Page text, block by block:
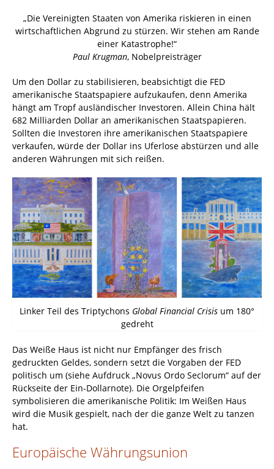
„Die Vereinigten Staaten von Amerika riskieren in einen
wirtschaftlichen Abgrund zu stürzen. Wir stehen am Rande
einer Katastrophe!“
Paul Krugman, Nobelpreisträger
Um den Dollar zu stabilisieren, beabsichtigt die FED
amerikanische Staatspapiere aufzukaufen, denn Amerika
hängt am Tropf ausländischer Investoren. Allein China hält
682 Milliarden Dollar an amerikanischen Staatspapieren.
Sollten die Investoren ihre amerikanischen Staatspapiere
verkaufen, würde der Dollar ins Uferlose abstürzen und alle
anderen Währungen mit sich reißen.
Linker Teil des Triptychons Global Financial Crisis um 180°
gedreht
Das Weiße Haus ist nicht nur Empfänger des frisch
gedruckten Geldes, sondern setzt die Vorgaben der FED
politisch um (siehe Aufdruck „Novus Ordo Seclorum“ auf der
Rückseite der Ein-Dollarnote). Die Orgelpfeifen
symbolisieren die amerikanische Politik: Im Weißen Haus
wird die Musik gespielt, nach der die ganze Welt zu tanzen
hat.
Europäische Währungsunion